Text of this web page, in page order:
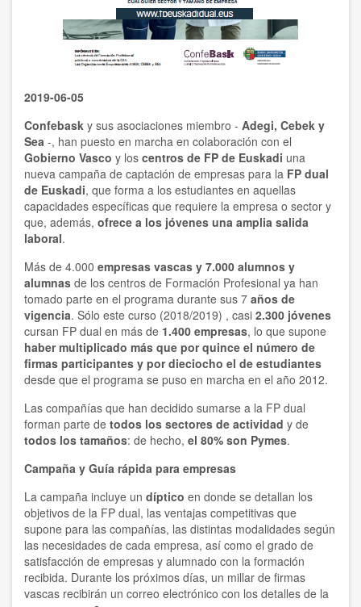
2019-06-05
Confebask y sus asociaciones miembro - Adegi, Cebek y
Sea -, han puesto en marcha en colaboración con el
Gobierno Vasco y los centros de FP de Euskadi una
nueva campaña de captación de empresas para la FP dual
de Euskadi, que forma a los estudiantes en aquellas
capacidades específicas que requiere la empresa o sector y
que, además, ofrece a los jóvenes una amplia salida
laboral.
Más de 4.000 empresas vascas y 7.000 alumnos y
alumnas de los centros de Formación Profesional ya han
tomado parte en el programa durante sus 7 años de
vigencia. Sólo este curso (2018/2019) , casi 2.300 jóvenes
cursan FP dual en más de 1.400 empresas, lo que supone
haber multiplicado más que por quince el número de
firmas participantes y por dieciocho el de estudiantes
desde que el programa se puso en marcha en el año 2012.
Las compañías que han decidido sumarse a la FP dual
forman parte de todos los sectores de actividad y de
todos los tamaños: de hecho, el 80% son Pymes.
Campaña y Guía rápida para empresas
La campaña incluye un díptico en donde se detallan los
objetivos de la FP dual, las ventajas competitivas que
supone para las compañías, las distintas modalidades según
las necesidades de cada empresa, así como el grado de
satisfacción de empresas y alumnado con la formación
recibida. Durante los próximos días, un millar de firmas
vascas recibirán un correo electrónico con los detalles de la